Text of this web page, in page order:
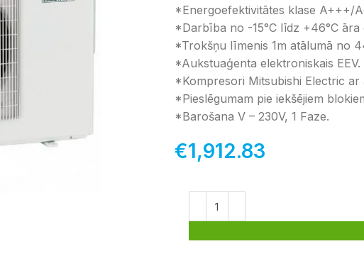
*Energoefektivitātes klase A+++/
*Darbība no -15°C līdz +46°C āra
*Trokšņu līmenis 1m atālumā no
*Aukstuaģenta elektroniskais EEV.
*Kompresori Mitsubishi Electric ar
*Pieslēgumam pie iekšējiem
*Barošana V – 230V, 1 Faze.
€1,912.83